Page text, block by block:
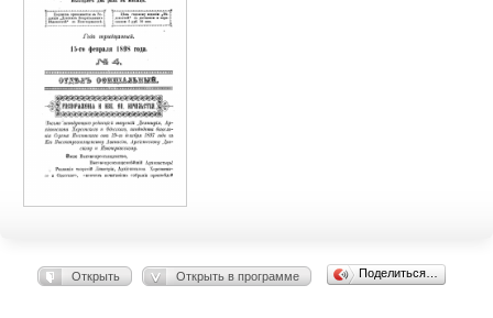
Открыть Открыть в программе Поделиться…